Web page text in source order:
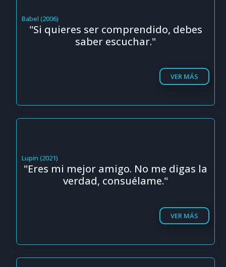
Babel (2006)
"Si quieres ser comprendido, debes
saber escuchar."
VER MÁS
Lupin (2021)
"Eres mi mejor amigo. No me digas la
verdad, consuélame."
VER MÁS